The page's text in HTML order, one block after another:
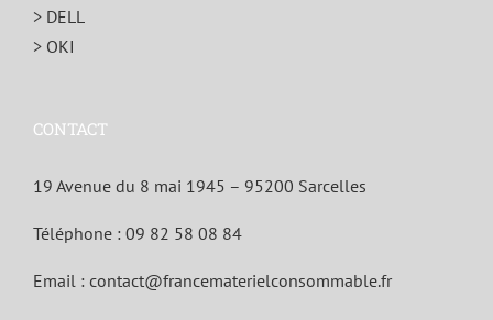
> DELL
> OKI
CONTACT
19 Avenue du 8 mai 1945 – 95200 Sarcelles
Téléphone : 09 82 58 08 84
Email : contact@francematerielconsommable.fr